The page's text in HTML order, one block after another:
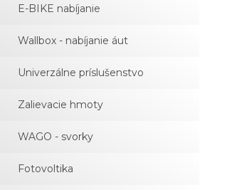
E-BIKE nabíjanie
Wallbox - nabíjanie áut
Univerzálne príslušenstvo
Zalievacie hmoty
WAGO - svorky
Fotovoltika